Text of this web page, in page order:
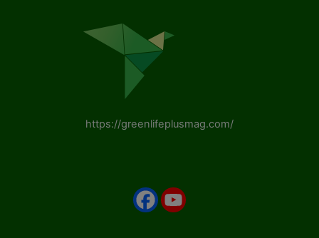
https://greenlifeplusmag.com/